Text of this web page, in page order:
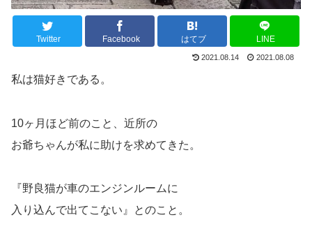
Twitter Facebook はてブ LINE
2021.08.14 2021.08.08
私は猫好きである。
10ヶ月ほど前のこと、近所の
お爺ちゃんが私に助けを求めてきた。
『野良猫が車のエンジンルームに
入り込んで出てこない』とのこと。